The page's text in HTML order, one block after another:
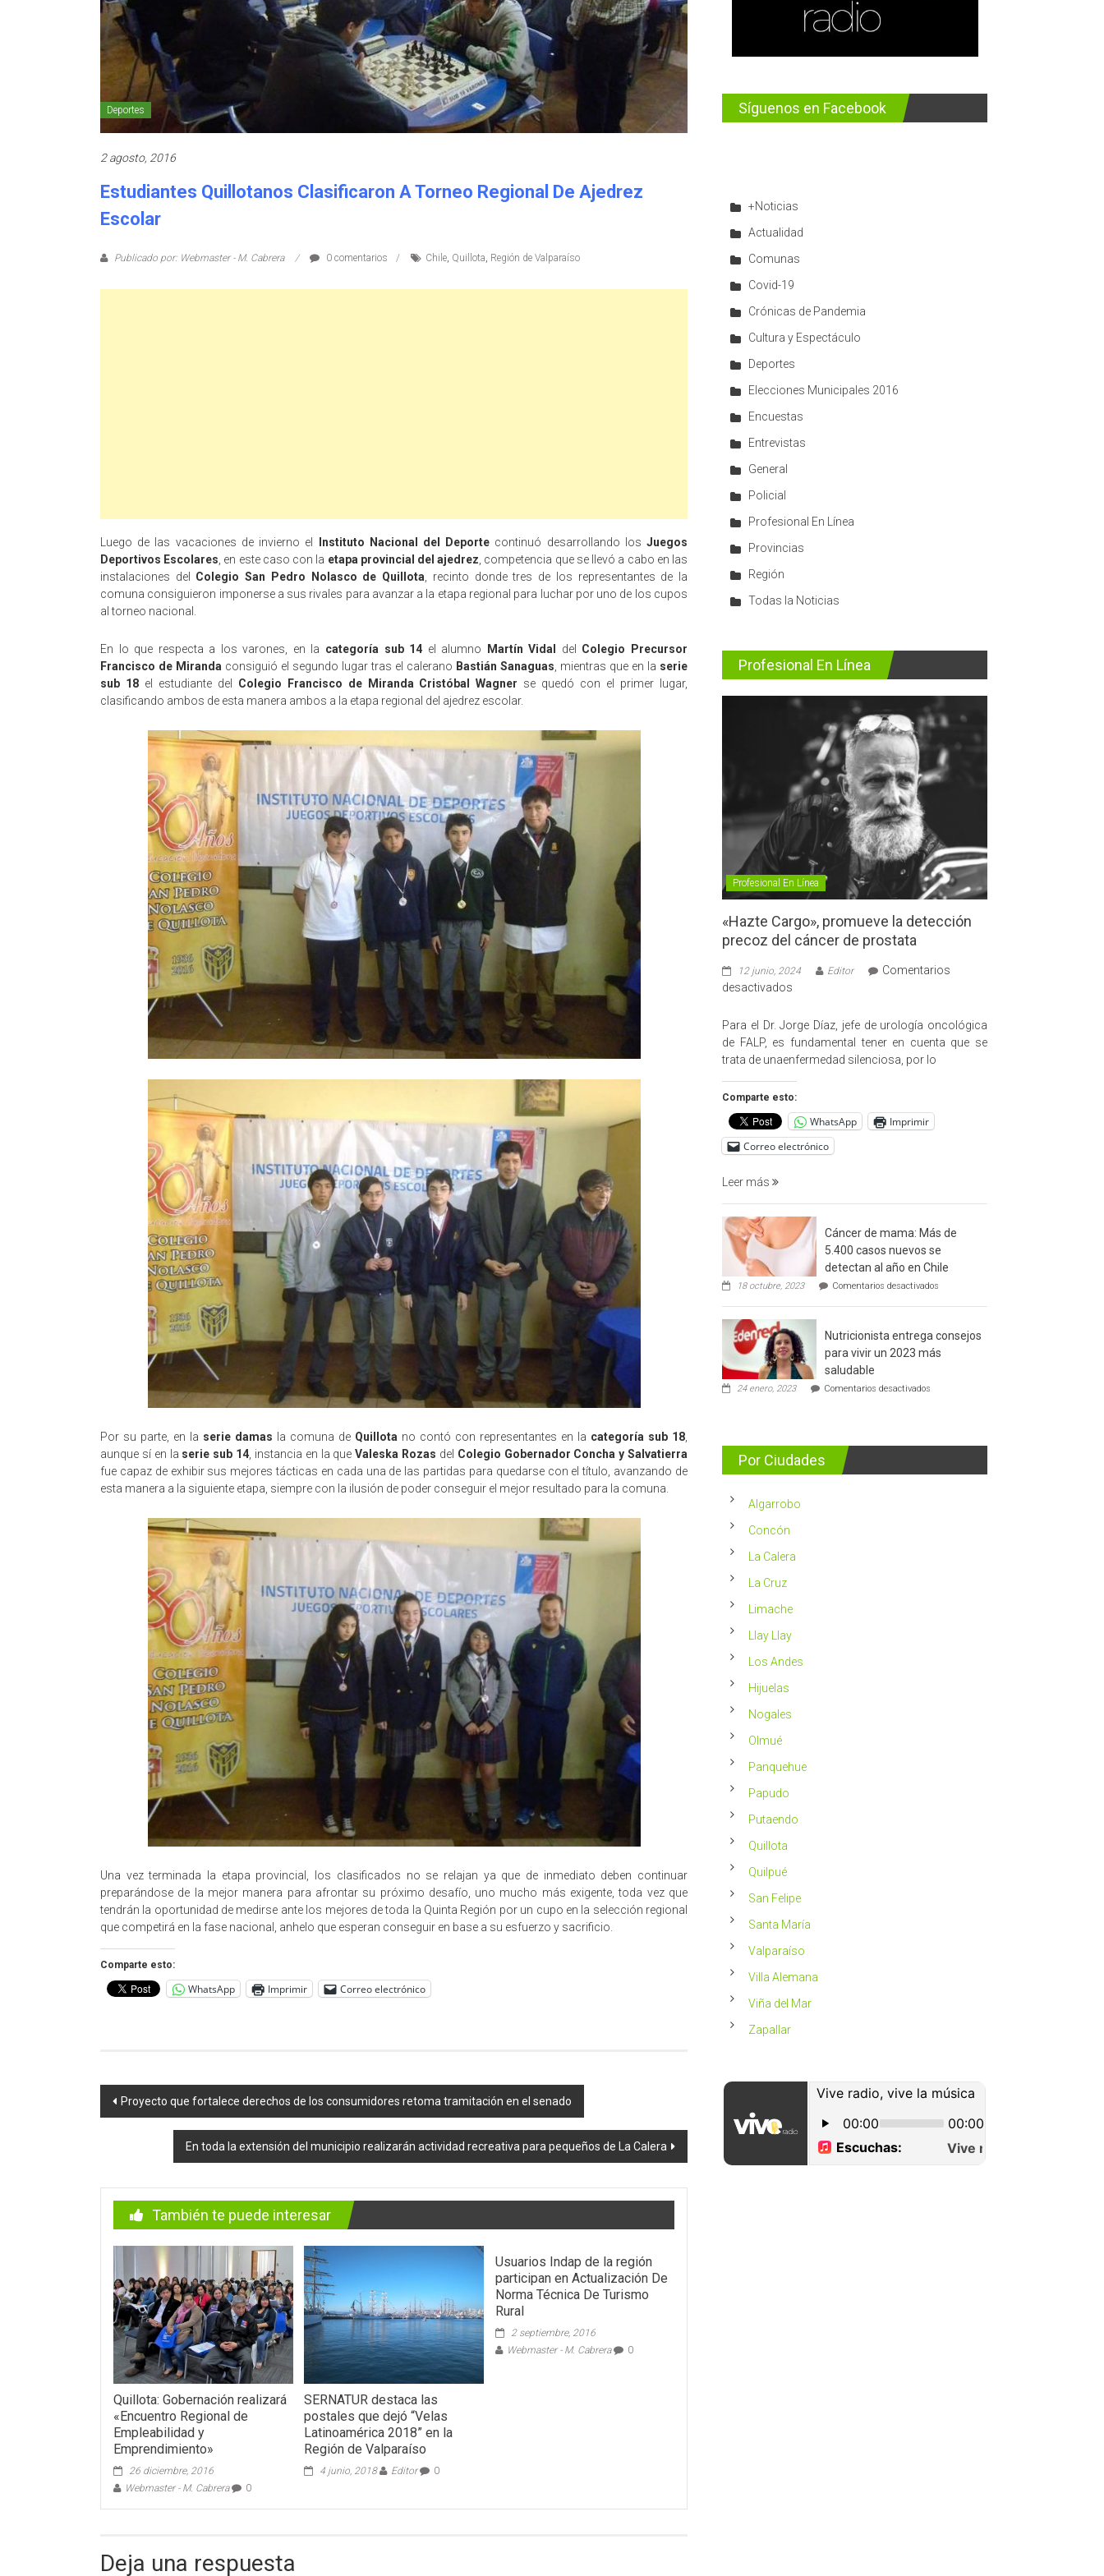
Deportes
2 agosto, 2016
Estudiantes Quillotanos Clasificaron A Torneo Regional De Ajedrez
Escolar
Publicado por: Webmaster - M. Cabrera 0 comentarios Chile, Quillota, Región de Valparaíso
Luego de las vacaciones de invierno el Instituto Nacional del Deporte continuó desarrollando losJuegos
Deportivos Escolares , en este caso con la etapa provincial del ajedrez , competencia que se llevó a cabo en las
instalaciones del Colegio San Pedro Nolasco de Quillota , recinto donde tres de los representantes de la
comuna consiguieron imponerse a sus rivales para avanzar a la etapa regional para luchar por uno de los cupos
al torneo nacional.
En lo que respecta a los varones, en la categoría sub 14 el alumno Martín Vidal del Colegio Precursor
Francisco de Miranda consiguió el segundo lugar tras el calerano Bastián Sanaguas , mientras que en la serie
sub 18el estudiante del Colegio Francisco de Miranda Cristóbal Wagner se quedó con el primer lugar,
clasificando ambos de esta manera ambos a la etapa regional del ajedrez escolar.
Por su parte, en la serie damas la comuna de Quillota no contó con representantes en la categoría sub 18
aunque sí en la serie sub 14 , instancia en la queValeska Rozas del Colegio Gobernador Concha y Salvatierra
fue capaz de exhibir sus mejores tácticas en cada una de las partidas para quedarse con el título, avanzando de
esta manera a la siguiente etapa, siempre con la ilusión de poder conseguir el mejor resultado para la comuna.
Una vez terminada la etapa provincial, los clasificados no se relajan ya que de inmediato deben continuar
preparándose de la mejor manera para afrontar su próximo desafío, uno mucho más exigente, toda vez que
tendrán la oportunidad de medirse ante los mejores de toda la Quinta Región por un cupo en la selección regional
que competirá en la fase nacional, anhelo que esperan conseguir en base a su esfuerzo y sacrificio.
Comparte esto:
WhatsApp Imprimir Correo electrónico
Navegación
entradas
Proyecto que fortalece derechos de los consumidores retoma tramitación en el senado
En toda la extensión del municipio realizarán actividad recreativa para pequeños de La Calera
También te puede interesar
Quillota: Gobernación realizará
«Encuentro Regional de
Empleabilidad y
Emprendimiento»
26 diciembre, 2016
Webmaster - M. Cabrera
0
SERNATUR destaca las
postales que dejó “Velas
Latinoamérica 2018” en la
Región de Valparaíso
4 junio, 2018 Editor 0
Usuarios Indap de la región
participan en Actualización De
Norma Técnica De Turismo
Rural
2 septiembre, 2016
Webmaster - M. Cabrera
0
Deja una respuesta
Síguenos en Facebook
+Noticias
Actualidad
Comunas
Covid-19
Crónicas de Pandemia
Cultura y Espectáculo
Deportes
Elecciones Municipales 2016
Encuestas
Entrevistas
General
Policial
Profesional En Línea
Provincias
Región
Todas la Noticias
Profesional En Línea
Profesional En Línea
«Hazte Cargo», promueve la detección
precoz del cáncer de prostata
12 junio, 2024 Editor
Comentarios
desactivados
Cargo»,
promueve
la
cáncer
de
prostata
Para el Dr. Jorge Díaz, jefe de urología oncológica
de FALP, es fundamental tener en cuenta que se
trata de unaenfermedad silenciosa, por lo
Comparte esto:
WhatsApp
Imprimir
Correo electrónico
Leer más
Cáncer de mama: Más de
5.400 casos nuevos se
detectan al año en Chile
18 octubre, 2023 Comentarios desactivados
de
Más
Nutricionista entrega consejos
para vivir un 2023 más
saludable
24 enero, 2023 Comentarios desactivados
2023
Por Ciudades
Algarrobo
Concón
La Calera
La Cruz
Limache
Llay Llay
Los Andes
Hijuelas
Nogales
Olmué
Panquehue
Papudo
Putaendo
Quillota
Quilpué
San Felipe
Santa María
Valparaíso
Villa Alemana
Viña del Mar
Zapallar